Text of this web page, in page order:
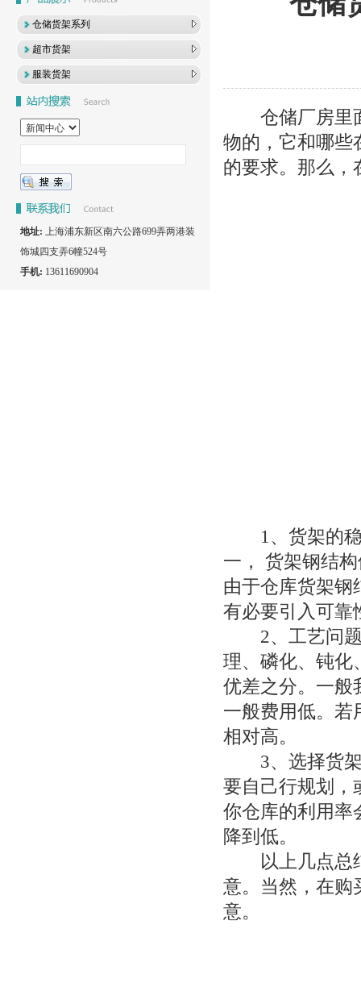
仓储货架系列
超市货架
服装货架
地址: 上海浦东新区南六公路699弄两港装
饰城四支弄6幢524号
手机: 13611690904
仓储厂房里面
物的，它和哪些
的要求。那么，
1、货架的稳
一， 货架钢结
由于仓库货架钢
有必要引入可靠
2、工艺问题
理、磷化、钝化
优差之分。一般
一般费用低。若
相对高。
3、选择货架
要自己行规划，
你仓库的利用率
降到低。
以上几点总结
意。当然，在购
意。